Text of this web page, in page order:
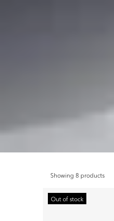
Showing 8 products
Out of stock